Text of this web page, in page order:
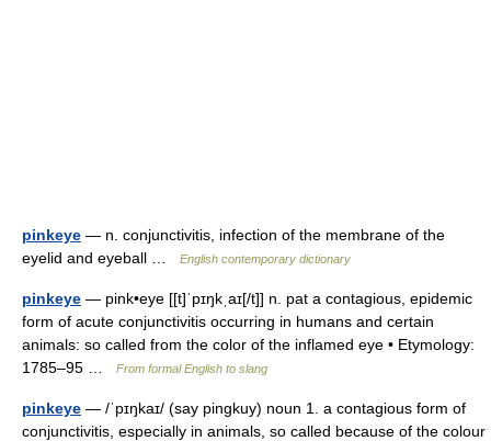
pinkeye — n. conjunctivitis, infection of the membrane of the
eyelid and eyeball …
English contemporary dictionary
pinkeye — pink•eye [[t]ˈpɪŋkˌaɪ[/t]] n. pat a contagious, epidemic
form of acute conjunctivitis occurring in humans and certain
animals: so called from the color of the inflamed eye • Etymology:
1785–95 …
From formal English to slang
pinkeye — /ˈpɪŋkaɪ/ (say pingkuy) noun 1. a contagious form of
conjunctivitis, especially in animals, so called because of the colour